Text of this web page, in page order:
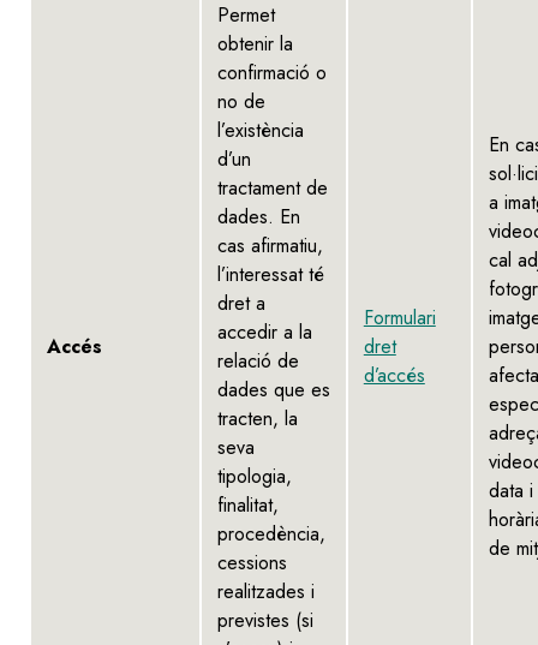
Accés
Permet
obtenir la
confirmació o
no de
l’existència
d’un
tractament de
dades. En
cas afirmatiu,
l’interessat té
dret a
accedir a la
relació de
dades que es
tracten, la
seva
tipologia,
finalitat,
procedència,
cessions
realitzades i
previstes (si
Formulari
dret
d’accés
En
a
cal
data
de